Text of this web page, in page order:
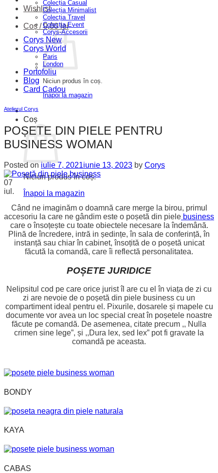
Wishlist
Coș /0,00lei
Niciun produs în coș.
Înapoi la magazin
Coș
Niciun produs în coș.
Înapoi la magazin
Colecția Casual
Colecția Minimalist
Colecția Travel
Colecția Event
Corys-Accesorii
Corys New
Corys World
Paris
London
Portofoliu
Blog
Card Cadou
Atelierul Corys
POȘETE DIN PIELE PENTRU
BUSINESS WOMAN
Posted on iulie 7, 2021iunie 13, 2023 by Corys
07
iul.
Când ne imaginăm o doamnă care merge la birou, primul
accesoriu la care ne gândim este o poșetă din piele business
care o însoțește cu toate obiectele necesare la îndemână.
Plină de încredere, intră in ședințe, în sala de conferință, în
instanță sau chiar în cabinet, însoțită de o poșetă unicat
făcută la comandă, care îi reflectă personalitatea.
POȘETE JURIDICE
Nelipsitul cod pe care orice jurist îl are cu el în viața de zi cu
zi are nevoie de o poșetă din piele business cu un
compartiment ideal pentru el. Pixurile, dosarele și mapele cu
documente vor avea un loc special creat în poșetele noastre
făcute pe comandă. De asemenea, citate precum ,, Nulla
crimen sine lege”, și ,,Dura lex, sed lex” pot fi gravate la
comandă pe aceasta.
BONDY
KAYA
CABAS